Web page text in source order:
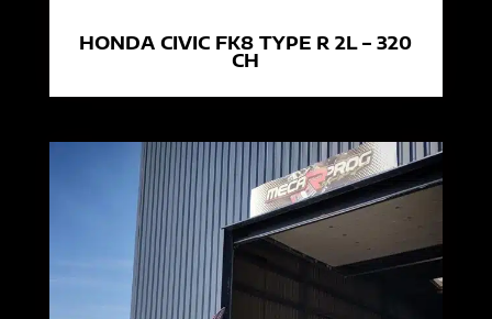
HONDA CIVIC FK8 TYPE R 2L – 320
CH